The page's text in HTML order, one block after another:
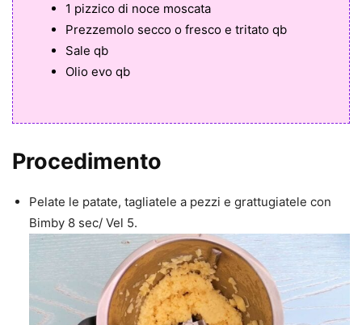
1 pizzico di noce moscata
Prezzemolo secco o fresco e tritato qb
Sale qb
Olio evo qb
Procedimento
Pelate le patate, tagliatele a pezzi e grattugiatele con
Bimby 8 sec/ Vel 5.